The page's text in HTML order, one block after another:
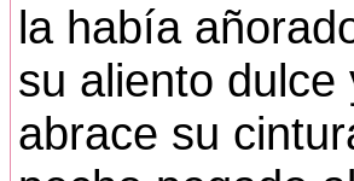
la había
su aliento
abrace su